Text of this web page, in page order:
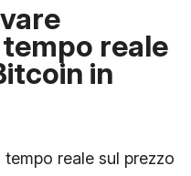
reale
in
reale sul prezzo